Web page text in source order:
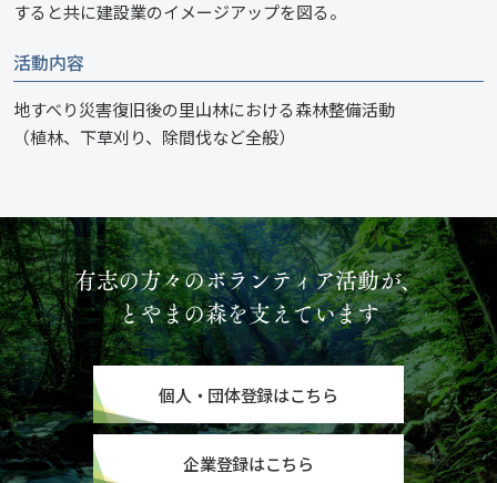
すると共に建設業のイメージアップを図る。
活動内容
地すべり災害復旧後の里山林における森林整備活動
（植林、下草刈り、除間伐など全般）
有志の方々のボランティア活動が、
とやまの森を支えています
個人・団体登録はこちら
企業登録はこちら